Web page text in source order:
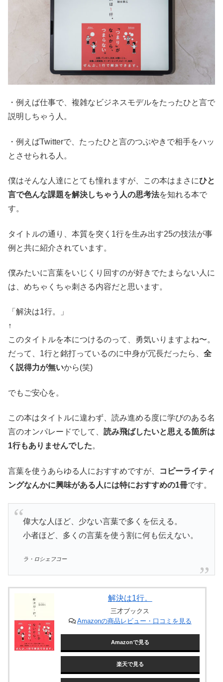
・例えば仕事で、複雑なビジネスモデルをたったひと言で
説明しちゃう人。
・例えばTwitterで、たったひと言のつぶやきで相手をハッ
とさせられる人。
僕はそんな人達にとても憧れますが、この本はまさにひと
言で色んな課題を解決しちゃう人の思考法を知れる本で
す。
タイトルの通り、本質を突く1行を生み出す25の技法が事
例と共に紹介されています。
僕みたいに言葉をいじくり回すのが好きでたまらない人に
は、めちゃくちゃ刺さる内容だと思います。
「解決は1行。」
↑
このタイトルを本につけるのって、勇気いりますよね〜。
だって、1行と銘打っているのに中身が冗長だったら、 全
く説得力が無いから(笑)
でもご安心を。
この本はタイトルに違わず、読み進める度に学びのある名
言のオンパレードでして、 読み飛ばしたいと思える箇所は
1行もありませんでした。
言葉を使うあらゆる人におすすめですが、
コピーライティ
ングなんかに興味がある人には特におすすめの1冊です。
偉大な人ほど、少ない言葉で多くを伝える。
小者ほど、多くの言葉を使う割に何も伝えない。
ラ・ロシェフコー
解決は1行。
三才ブックス
Amazonの商品レビュー・口コミを見る
Amazonで見る
楽天で見る